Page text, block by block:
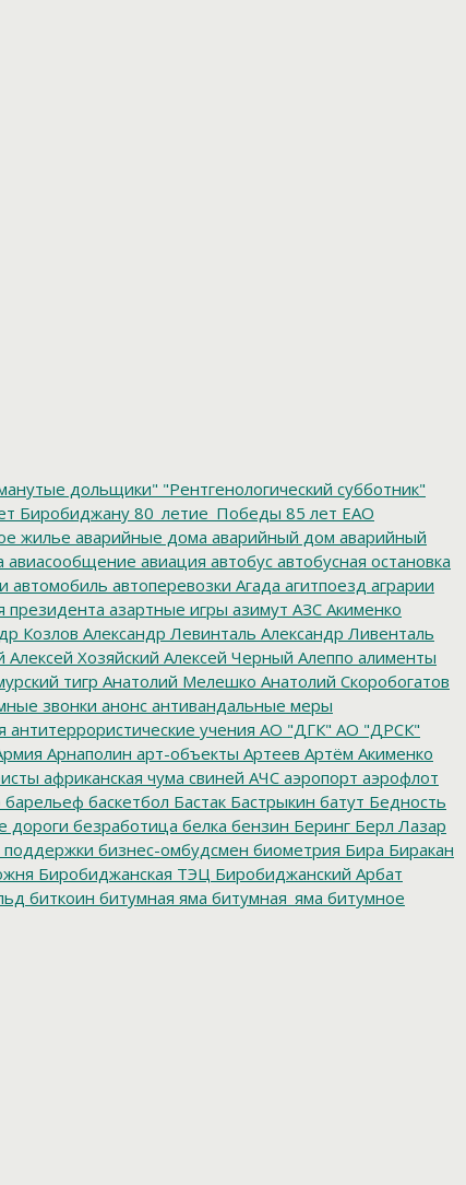
дольщики" "Рентгенологический субботник"
Биробиджану 80_летие_Победы 85 лет ЕАО
жилье аварийные дома аварийный дом аварийный
авиасообщение авиация автобус автобусная остановка
автомобиль автоперевозки Агада агитпоезд аграрии
президента азартные игры азимут АЗС Акименко
Козлов Александр Левинталь Александр Ливенталь
Алексей Хозяйский Алексей Черный Алеппо алименты
тигр Анатолий Мелешко Анатолий Скоробогатов
звонки анонс антивандальные меры
антитеррористические учения АО "ДГК" АО "ДРСК"
Арнаполин арт-объекты Артеев Артём Акименко
африканская чума свиней АЧС аэропорт аэрофлот
барельеф баскетбол Бастак Бастрыкин батут Бедность
дороги безработица белка бензин Беринг Берл Лазар
поддержки бизнес-омбудсмен биометрия Бира Биракан
Биробиджанская ТЭЦ Биробиджанский Арбат
биткоин битумная яма битумная_яма битумное